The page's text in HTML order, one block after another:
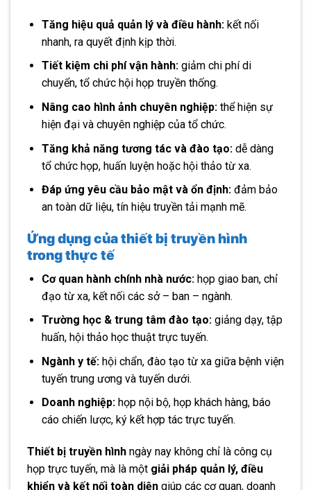
Tăng hiệu quả quản lý và điều hành:kết nối
nhanh, ra quyết định kịp thời.
Tiết kiệm chi phí vận hành:giảm chi phí di
chuyển, tổ chức hội họp truyền thống.
Nâng cao hình ảnh chuyên nghiệp:thể hiện sự
hiện đại và chuyên nghiệp của tổ chức.
Tăng khả năng tương tác và đào tạo:dễ dàng
tổ chức họp, huấn luyện hoặc hội thảo từ xa.
Đáp ứng yêu cầu bảo mật và ổn định:đảm bảo
an toàn dữ liệu, tín hiệu truyền tải mạnh mẽ.
Ứng dụng của thiết bị truyền hình
trong thực tế
Cơ quan hành chính nhà nước:họp giao ban, chỉ
đạo từ xa, kết nối các sở – ban – ngành.
Trường học & trung tâm đào tạo:giảng dạy, tập
huấn, hội thảo học thuật trực tuyến.
Ngành y tế:hội chẩn, đào tạo từ xa giữa bệnh viện
tuyến trung ương và tuyến dưới.
Doanh nghiệp:họp nội bộ, họp khách hàng, báo
cáo chiến lược, ký kết hợp tác trực tuyến.
Thiết bị truyền hình ngày nay không chỉ là công cụ
họp trực tuyến, mà là một giải pháp quản lý, điều
khiển và kết nối toàn diện giúp các cơ quan, doanh